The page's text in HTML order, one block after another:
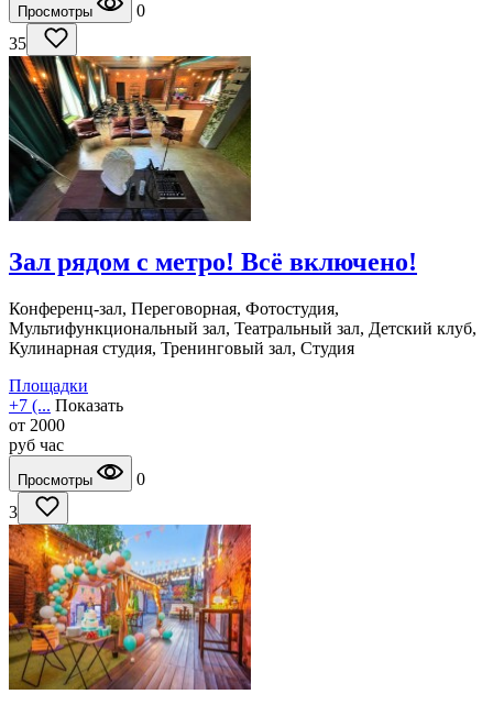
Просмотры
0
35
Зал рядом с метро! Всё включено!
Конференц-зал, Переговорная, Фотостудия,
Мультифункциональный зал, Театральный зал, Детский клуб,
Кулинарная студия, Тренинговый зал, Студия
Площадки
+7 (... Показать
от 2000
руб час
Просмотры
0
3